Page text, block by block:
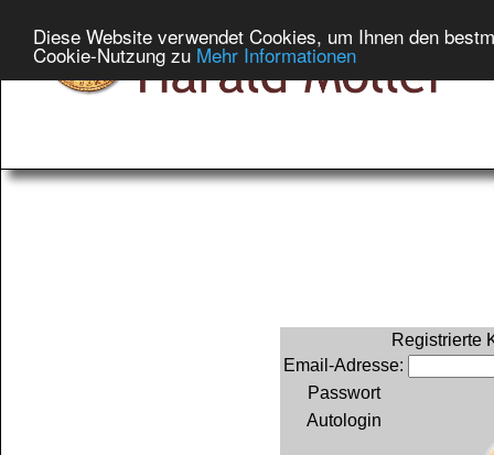
Diese Website verwendet Cookies, um Ihnen den
Cookie-Nutzung zu Mehr Informationen
Registrierte
Email-Adresse:
Passwort
Autologin